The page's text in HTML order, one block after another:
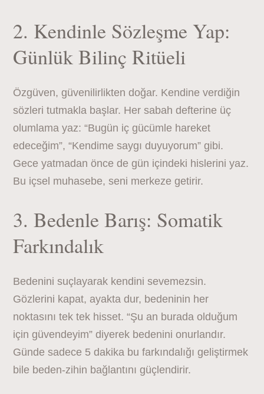
2. Kendinle Sözleşme Yap:
Günlük Bilinç Ritüeli
Özgüven, güvenilirlikten doğar. Kendine verdiğin
sözleri tutmakla başlar. Her sabah defterine üç
olumlama yaz: “Bugün iç gücümle hareket
edeceğim”, “Kendime saygı duyuyorum” gibi.
Gece yatmadan önce de gün içindeki hislerini yaz.
Bu içsel muhasebe, seni merkeze getirir.
3. Bedenle Barış: Somatik
Farkındalık
Bedenini suçlayarak kendini sevemezsin.
Gözlerini kapat, ayakta dur, bedeninin her
noktasını tek tek hisset. “Şu an burada olduğum
için güvendeyim” diyerek bedenini onurlandır.
Günde sadece 5 dakika bu farkındalığı geliştirmek
bile beden-zihin bağlantını güçlendirir.